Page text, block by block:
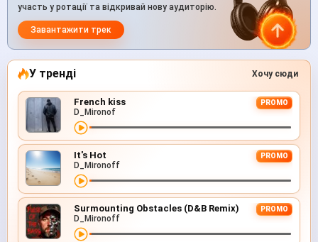
участь у ротації та відкривай нову аудиторію.
Завантажити трек
У тренді Хочу сюди
French kiss PROMO
D_Mironof
It's Hot PROMO
D_Mironoff
Surmounting Obstacles (D&B Remix) PROMO
D_Mironoff